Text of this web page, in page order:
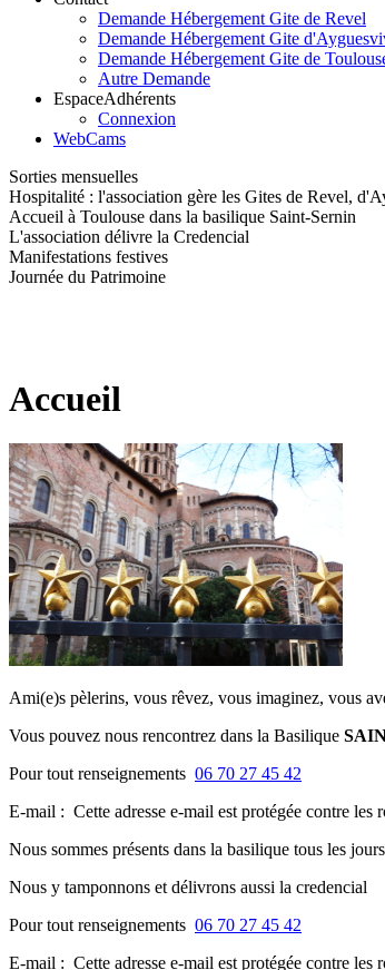
Demande Hébergement Gite de Revel
Demande Hébergement Gite
Demande Hébergement Gite de
Autre Demande
EspaceAdhérents
Connexion
WebCams
Sorties mensuelles
Hospitalité : l'association gère les Gites de Revel,
Accueil à Toulouse dans la basilique Saint-Sernin
L'association délivre la Credencial
Manifestations festives
Journée du Patrimoine
Accueil
Ami(e)s pèlerins, vous rêvez, vous imaginez, vous
Vous pouvez nous rencontrez dans la Basilique
Pour tout renseignements 06 70 27 45 42
E-mail : Cette adresse e-mail est protégée contre
Nous sommes présents dans la basilique tous les
Nous y tamponnons et délivrons aussi la credencial
Pour tout renseignements 06 70 27 45 42
E-mail : Cette adresse e-mail est protégée contre